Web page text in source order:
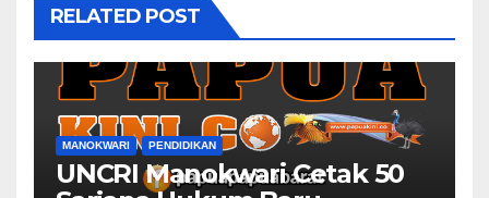
RELATED POST
MANOKWARI PENDIDIKAN
UNCRI Manokwari Cetak 50